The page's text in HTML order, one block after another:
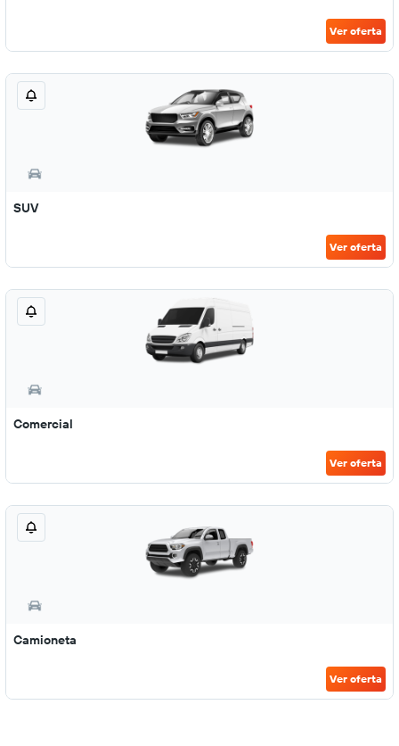
Ver oferta
SUV
Ver oferta
Comercial
Ver oferta
Camioneta
Ver oferta